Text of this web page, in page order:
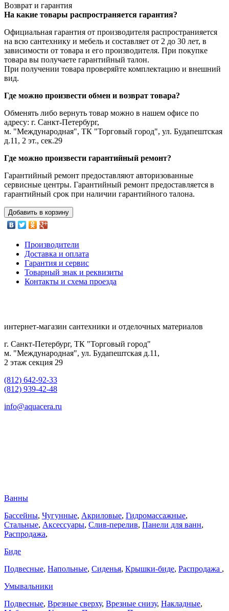
Возврат и гарантия
На какие товары распространяется гарантия?
Официальная гарантия от производителя распространияется
на всю сантехнику и мебель и составляет от 2 до 30 лет, в
зависимости от товара и его производителя. При покупке
товара вы получаете гарантийный талон.
При получении товара проверяйте комплектацию и внешний
вид.
Где можно произвести обмен и возврат товара?
Обменять либо вернуть товар можно в нашем офисе по
адресу: г. Санкт-Петербург,
м. "Международная", ТК "Торговый город", ул. Будапештская
д.11, 2 эт., сек.29
Где можно произвести гарантийный ремонт?
Гарантийный ремонт предоставляют авторизованные
сервисные центры. Гарантийный ремонт предоставляется в
гарантийный срок при наличии гарантийного талона.
Добавить в корзину
Производители
Доставка и оплата
Гарантия и сервис
Товарный знак и реквизиты
Контакты и схема проезда
интернет-магазин сантехники и отделочных материалов
г. Санкт-Петербург, ТК "Торговый город"
м. "Международная", ул. Будапештская д.11,
2 этаж секция 29
(812) 642-92-33
(812) 939-42-48
info@aquacera.ru
Ванны
Бассейны, Чугунные, Акриловые, Гидромассажные,
Стальные, Аксессуары, Слив-перелив, Панели для ванн,
Распродажа,
Биде
Подвесные, Напольные, Сиденья, Крышки-биде, Распродажа ,
Умывальники
Подвесные, Врезные сверху, Врезные снизу, Накладные,